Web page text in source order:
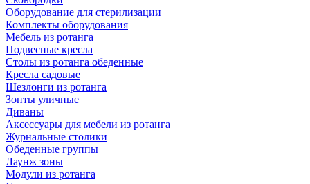
Оборудование для стерилизации
Комплекты оборудования
Мебель из ротанга
Подвесные кресла
Столы из ротанга обеденные
Кресла садовые
Шезлонги из ротанга
Зонты уличные
Диваны
Аксессуары для мебели из ротанга
Журнальные столики
Обеденные группы
Лаунж зоны
Модули из ротанга